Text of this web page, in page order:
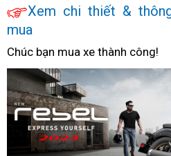
đang
giá
khấu
500
thể
phố
Xem Honda
500
chiết
khấu
giá
chi thiết &
mua
Chúc bạn mua xe thành công!